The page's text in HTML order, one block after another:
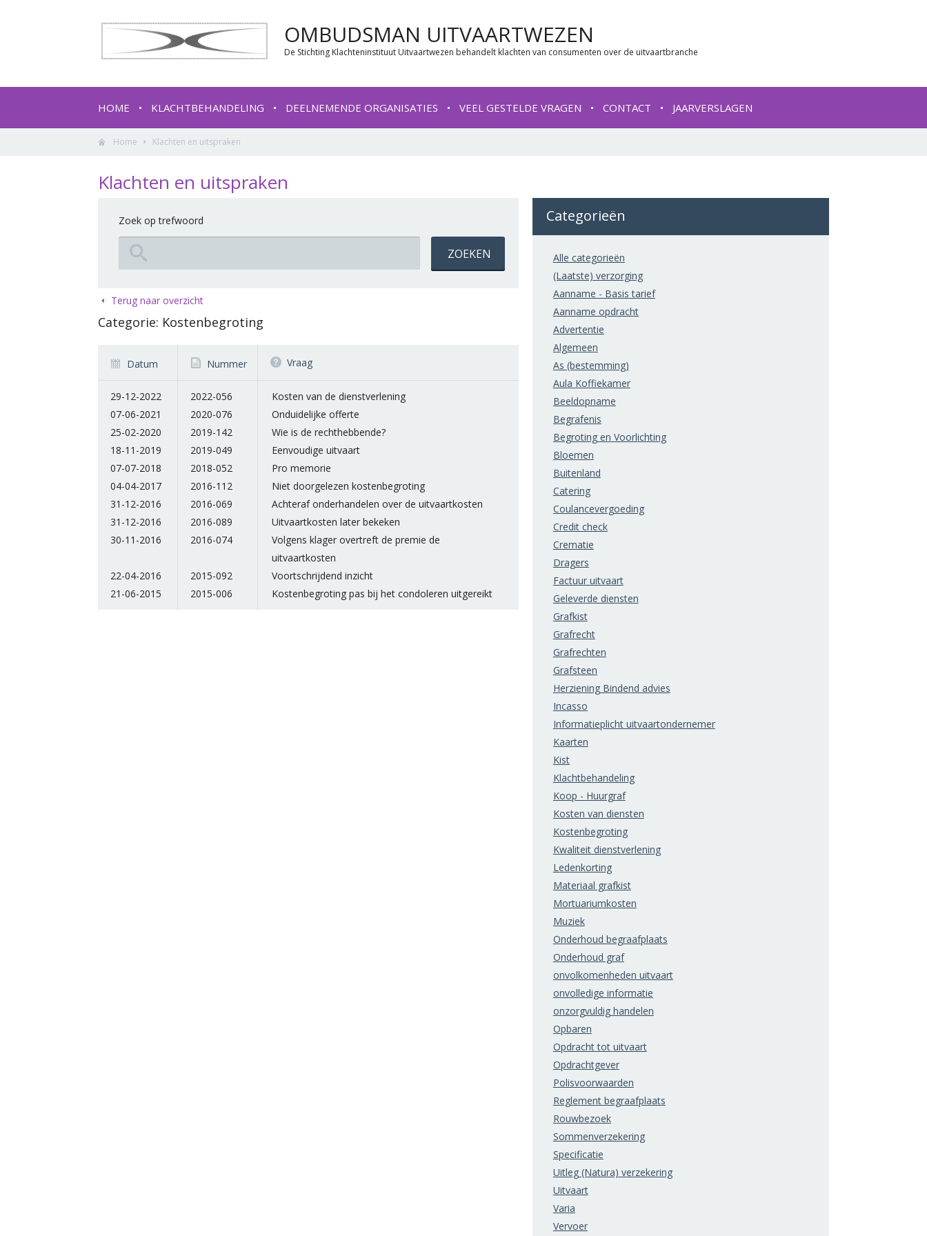
OMBUDSMAN UITVAARTWEZEN
De Stichting Klachteninstituut Uitvaartwezen behandelt klachten van consumenten over de uitvaartbranche
HOME KLACHTBEHANDELING DEELNEMENDE ORGANISATIES VEEL GESTELDE VRAGEN CONTACT JAARVERSLAGEN
Home Klachten en uitspraken
Klachten en uitspraken
Zoek op trefwoord
Terug naar overzicht
Categorie: Kostenbegroting
Datum Nummer Vraag
29-12-2022 2022-056
Kosten van de dienstverlening
07-06-2021
2020-076
Onduidelijke offerte
25-02-2020
2019-142
Wie is de rechthebbende?
18-11-2019
2019-049
Eenvoudige uitvaart
07-07-2018
2018-052
Pro memorie
04-04-2017
2016-112
Niet doorgelezen kostenbegroting
31-12-2016
2016-069
Achteraf onderhandelen over de uitvaartkosten
31-12-2016
2016-089
Uitvaartkosten later bekeken
30-11-2016
2016-074
Volgens klager overtreft de premie de
uitvaartkosten
22-04-2016
2015-092
Voortschrijdend inzicht
21-06-2015
2015-006 Kostenbegroting pas bij het condoleren uitgereikt
Categorieën
Alle categorieën
(Laatste) verzorging
Aanname - Basis tarief
Aanname opdracht
Advertentie
Algemeen
As (bestemming)
Aula Koffiekamer
Beeldopname
Begrafenis
Begroting en Voorlichting
Bloemen
Buitenland
Catering
Coulancevergoeding
Credit check
Crematie
Dragers
Factuur uitvaart
Geleverde diensten
Grafkist
Grafrecht
Grafrechten
Grafsteen
Herziening Bindend advies
Incasso
Informatieplicht uitvaartondernemer
Kaarten
Kist
Klachtbehandeling
Koop - Huurgraf
Kosten van diensten
Kostenbegroting
Kwaliteit dienstverlening
Ledenkorting
Materiaal grafkist
Mortuariumkosten
Muziek
Onderhoud begraafplaats
Onderhoud graf
onvolkomenheden uitvaart
onvolledige informatie
onzorgvuldig handelen
Opbaren
Opdracht tot uitvaart
Opdrachtgever
Polisvoorwaarden
Reglement begraafplaats
Rouwbezoek
Sommenverzekering
Specificatie
Uitleg (Natura) verzekering
Uitvaart
Varia
Vervoer